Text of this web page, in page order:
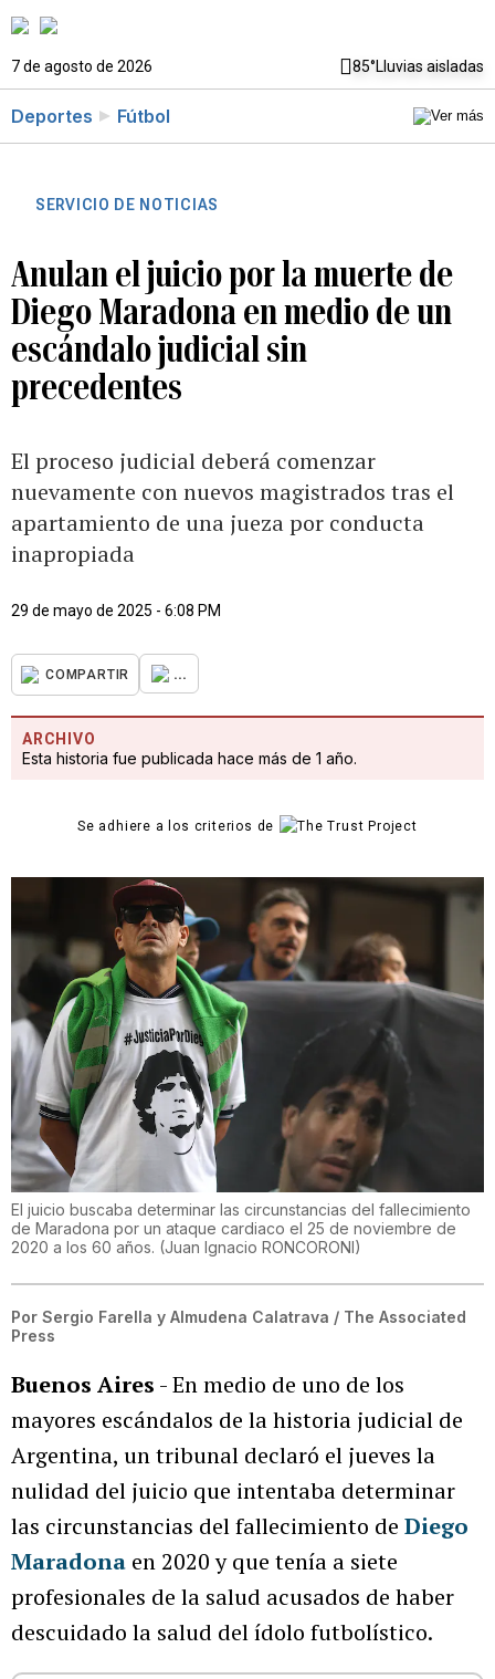
7 de agosto de 2026 85°Lluvias aisladas
Deportes Fútbol
SERVICIO DE NOTICIAS
Anulan el juicio por la muerte de
Diego Maradona en medio de un
escándalo judicial sin
precedentes
El proceso judicial deberá comenzar
nuevamente con nuevos magistrados tras el
apartamiento de una jueza por conducta
inapropiada
29 de mayo de 2025 - 6:08 PM
COMPARTIR ...
ARCHIVO
Esta historia fue publicada hace más de 1 año.
Se adhiere a los criterios de
El juicio buscaba determinar las circunstancias del fallecimiento
de Maradona por un ataque cardiaco el 25 de noviembre de
2020 a los 60 años. (Juan Ignacio RONCORONI)
Por Sergio Farella y Almudena Calatrava / The Associated
Press
Buenos Aires - En medio de uno de los
mayores escándalos de la historia judicial de
Argentina, un tribunal declaró el jueves la
nulidad del juicio que intentaba determinar
las circunstancias del fallecimiento de Diego
Maradona en 2020 y que tenía a siete
profesionales de la salud acusados de haber
descuidado la salud del ídolo futbolístico.